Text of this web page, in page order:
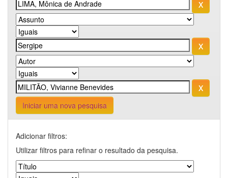
Iniciar uma nova pesquisa
Adicionar filtros:
Utilizar filtros para refinar o resultado da pesquisa.